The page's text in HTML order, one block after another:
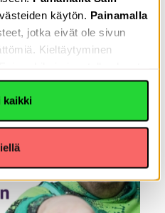
käytön. Painamalla
jotka eivät ole sivun
Kieltäytyminen
lukea Tietoja-välilehdeltä,
välilehdeltä
lisätietoa
kaikki
Selkeästi meille -